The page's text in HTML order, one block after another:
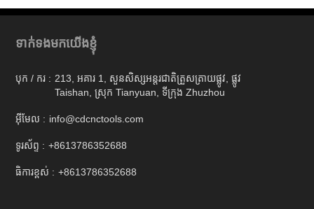
ទាក់ទងមកយើងខ្ញុំ
បុក / ករ : 213, អគារ 1, សួនសិស្សអន្តរជាតិត្រួសត្រាយផ្លូវ, ផ្លូវ
Taishan, ស្រុក Tianyuan, ទីក្រុង Zhuzhou
អ៊ីមែល : info@cdcnctools.com
ទូរស័ព្ទ : +8613786352688
ធិការខ្ពស់ : +8613786352688